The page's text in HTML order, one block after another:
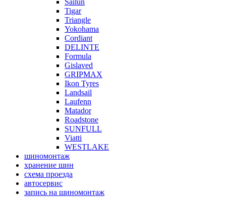
Sailun
Tigar
Triangle
Yokohama
Cordiant
DELINTE
Formula
Gislaved
GRIPMAX
Ikon Tyres
Landsail
Laufenn
Matador
Roadstone
SUNFULL
Viatti
WESTLAKE
шиномонтаж
хранение шин
схема проезда
автосервис
запись на шиномонтаж